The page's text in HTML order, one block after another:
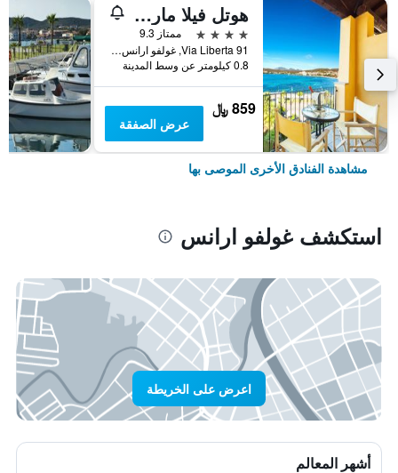
هوتل فيلا مارجريتا
4 نجوم
ممتاز 9.3
Via Liberta 91, غولفو ارانس, سردينيا, إيطاليا
0.8 كيلومتر عن وسط المدينة
859 ﷼
عرض الصفقة
مشاهدة الفنادق الأخرى الموصى بها
استكشف غولفو ارانس
اعرض على الخريطة
أشهر المعالم